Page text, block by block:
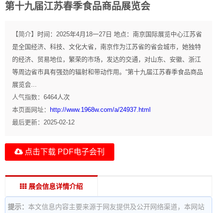
第十九届江苏春季食品商品展览会
【简介】
时间：2025年4月18一27日 地点：南京国际展览中心江苏省
是全国经济、科技、文化大省，南京作为江苏省的省会城市，她独特
的经济、贸易地位，繁荣的市场，发达的交通，对山东、安徽、浙江
等周边省市具有强劲的辐射和带动作用。“第十九届江苏春季食品商品
展览会...
人气指数： 6464人次
本页面网址：
http://www.1968w.com/a/24937.html
最后更新： 2025-02-12
点击下载 PDF电子会刊
展会信息详情介绍
提示： 本文信息内容主要来源于网友提供及公开网络渠道，本网站